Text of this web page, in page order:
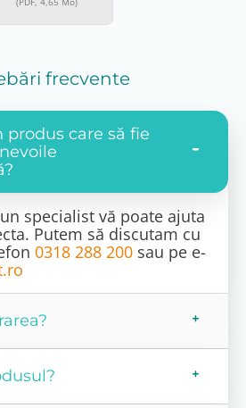
frecvente
care să fie
specialist vă poate ajuta
Putem să discutam cu
0318 288 200 sau pe e-